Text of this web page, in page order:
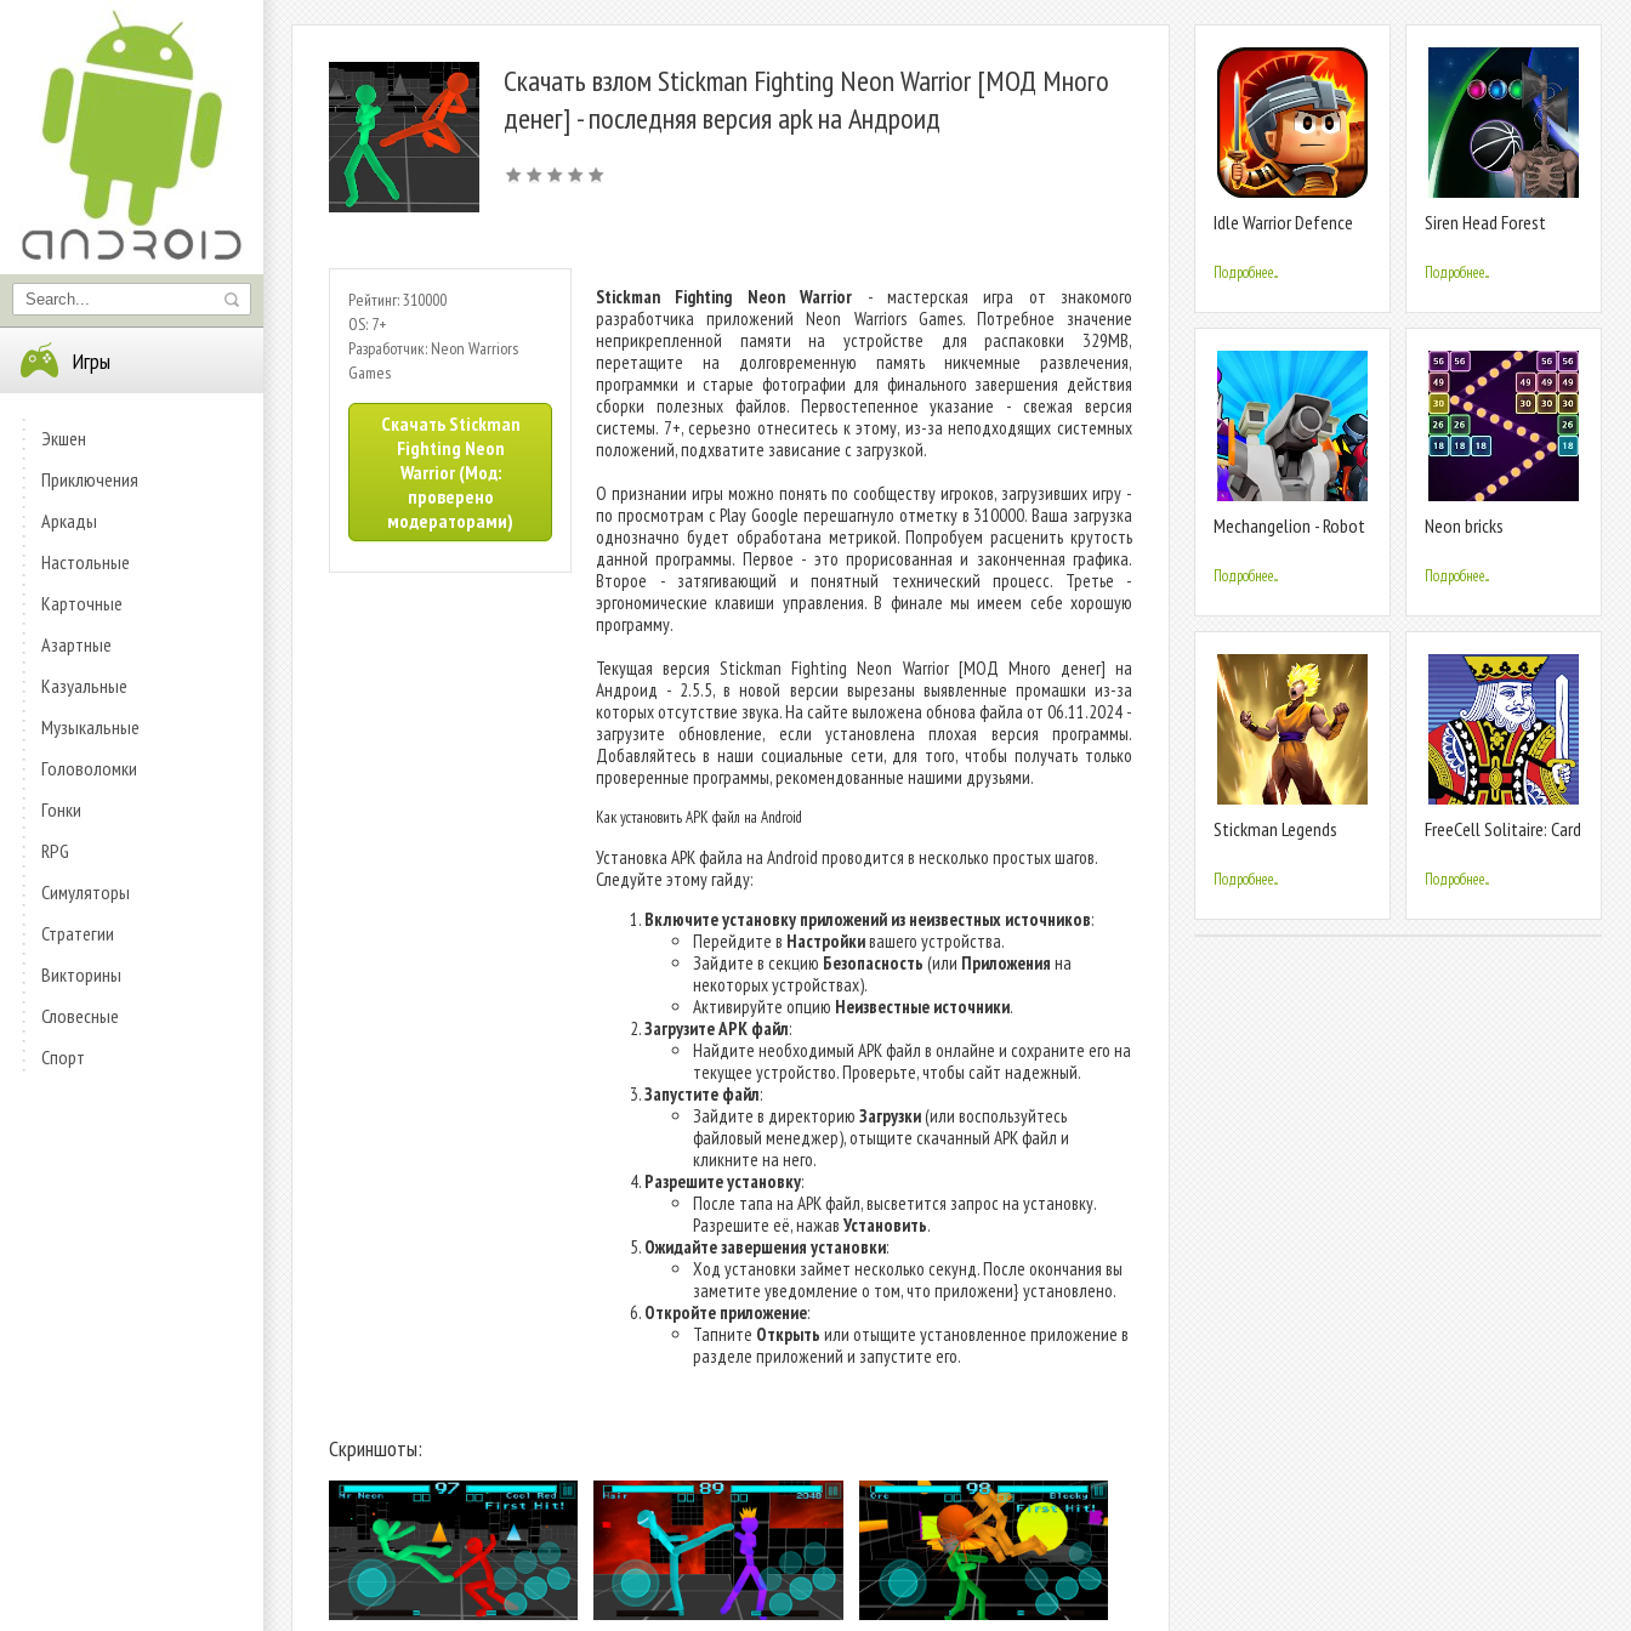
Игры
Экшен
Приключения
Аркады
Настольные
Карточные
Азартные
Казуальные
Музыкальные
Головоломки
Гонки
RPG
Симуляторы
Стратегии
Викторины
Словесные
Спорт
Скачать взлом Stickman Fighting Neon Warrior [МОД Много
денег] - последняя версия apk на Андроид
Рейтинг: 310000
OS: 7+
Разработчик: Neon Warriors
Games
Скачать Stickman
Fighting Neon
Warrior (Мод:
проверено
модераторами)
Stickman Fighting Neon Warrior - мастерская игра от знакомого
разработчика приложений Neon Warriors Games. Потребное значение
неприкрепленной памяти на устройстве для распаковки 329MB,
перетащите на долговременную память никчемные развлечения,
программки и старые фотографии для финального завершения действия
сборки полезных файлов. Первостепенное указание - свежая версия
системы. 7+, серьезно отнеситесь к этому, из-за неподходящих системных
положений, подхватите зависание с загрузкой.
О признании игры можно понять по сообществу игроков, загрузивших игру -
по просмотрам с Play Google перешагнуло отметку в 310000. Ваша загрузка
однозначно будет обработана метрикой. Попробуем расценить крутость
данной программы. Первое - это прорисованная и законченная графика.
Второе - затягивающий и понятный технический процесс. Третье -
эргономические клавиши управления. В финале мы имеем себе хорошую
программу.
Текущая версия Stickman Fighting Neon Warrior [МОД Много денег] на
Андроид - 2.5.5, в новой версии вырезаны выявленные промашки из-за
которых отсутствие звука. На сайте выложена обнова файла от 06.11.2024 -
загрузите обновление, если установлена плохая версия программы.
Добавляйтесь в наши социальные сети, для того, чтобы получать только
проверенные программы, рекомендованные нашими друзьями.
Как установить APK файл на Android
Установка APK файла на Android проводится в несколько простых шагов.
Следуйте этому гайду:
Включите установку приложений из неизвестных источников:
Перейдите в Настройкивашего устройства.
Зайдите в секцию Безопасность (или Приложения на
некоторых устройствах).
Активируйте опцию Неизвестные источники.
Загрузите APK файл:
Найдите необходимый APK файл в онлайне и сохраните его на
текущее устройство. Проверьте, чтобы сайт надежный.
Запустите файл:
Зайдите в директорию Загрузки(или воспользуйтесь
файловый менеджер), отыщите скачанный APK файл и
кликните на него.
Разрешите установку:
После тапа на APK файл, высветится запрос на установку.
Разрешите её, нажав Установить.
Ожидайте завершения установки:
Ход установки займет несколько секунд. После окончания вы
заметите уведомление о том, что приложени} установлено.
Откройте приложение:
Тапните Открыть или отыщите установленное приложение в
разделе приложений и запустите его.
Скриншоты:
Idle Warrior Defence
Подробнее...
Siren Head Forest
Подробнее...
Mechangelion - Robot
Подробнее...
Neon bricks
Подробнее...
Stickman Legends
Подробнее...
FreeCell Solitaire: Card
Подробнее...